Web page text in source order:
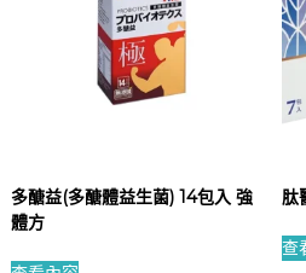
多醣益(多醣體益生菌) 14包入 強
體方
肽
查